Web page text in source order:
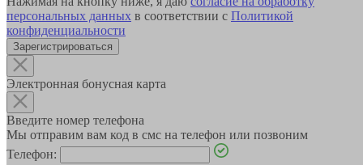
персональных данных в соответствии с Политикой
конфиденциальности
Зарегистрироваться
Электронная бонусная карта
Введите номер телефона
Мы отправим вам код в смс на телефон или позвоним
Телефон: